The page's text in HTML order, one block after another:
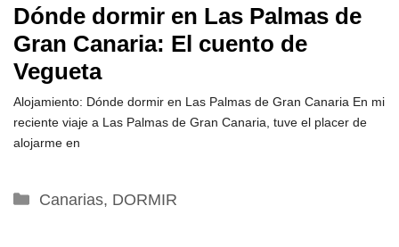
Dónde dormir en Las Palmas de
Gran Canaria: El cuento de
Vegueta
Alojamiento: Dónde dormir en Las Palmas de Gran Canaria En mi
reciente viaje a Las Palmas de Gran Canaria, tuve el placer de
alojarme en
Categorías
Canarias, DORMIR